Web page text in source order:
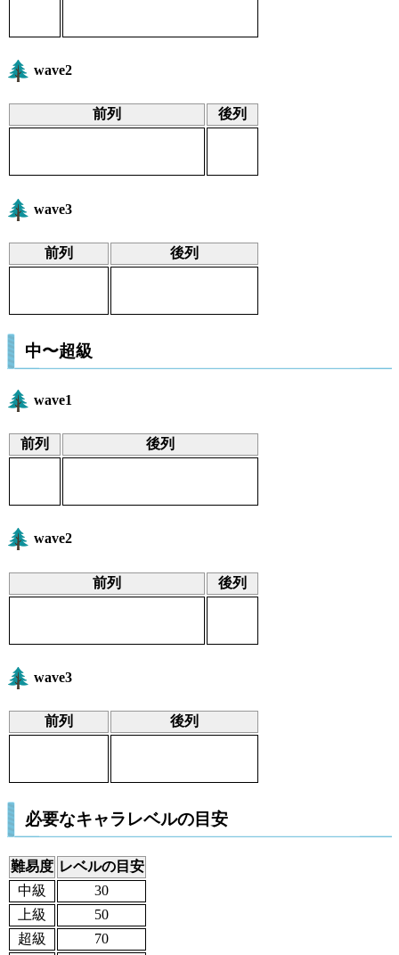
wave2
前列 後列
wave3
前列 後列
中〜超級
wave1
前列 後列
wave2
前列 後列
wave3
前列 後列
必要なキャラレベルの目安
難易度 レベルの目安
中級
30
上級
50
超級
70